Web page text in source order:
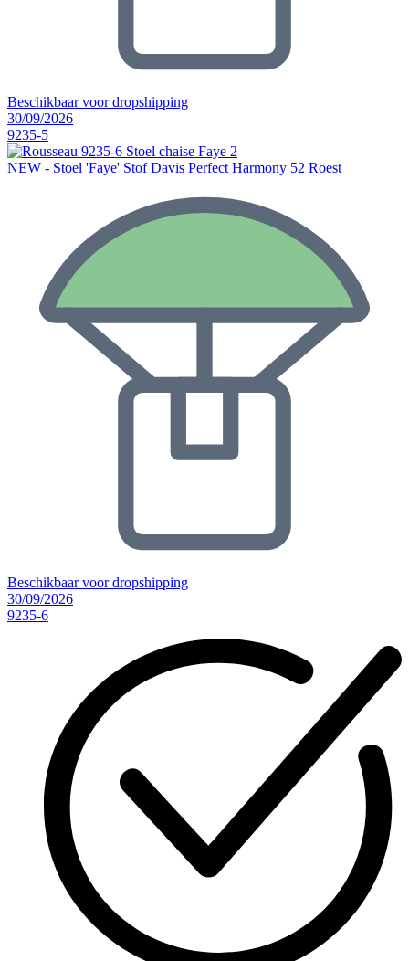
Beschikbaar voor dropshipping
30/09/2026
9235-5
NEW - Stoel 'Faye' Stof Davis Perfect Harmony 52 Roest
Beschikbaar voor dropshipping
30/09/2026
9235-6